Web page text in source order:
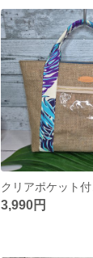
3,990円